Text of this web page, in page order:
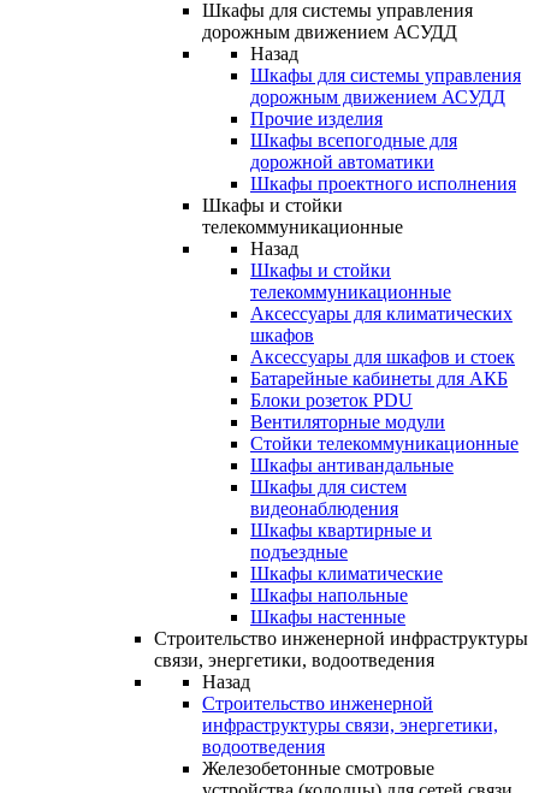
Шкафы для системы управления
дорожным движением АСУДД
Назад
Шкафы для системы управления
дорожным движением АСУДД
Прочие изделия
Шкафы всепогодные для
дорожной автоматики
Шкафы проектного исполнения
Шкафы и стойки
телекоммуникационные
Назад
Шкафы и стойки
телекоммуникационные
Аксессуары для климатических
шкафов
Аксессуары для шкафов и стоек
Батарейные кабинеты для АКБ
Блоки розеток PDU
Вентиляторные модули
Стойки телекоммуникационные
Шкафы антивандальные
Шкафы для систем
видеонаблюдения
Шкафы квартирные и
подъездные
Шкафы климатические
Шкафы напольные
Шкафы настенные
Строительство инженерной инфраструктуры
связи, энергетики, водоотведения
Назад
Строительство инженерной
инфраструктуры связи, энергетики,
водоотведения
Железобетонные смотровые